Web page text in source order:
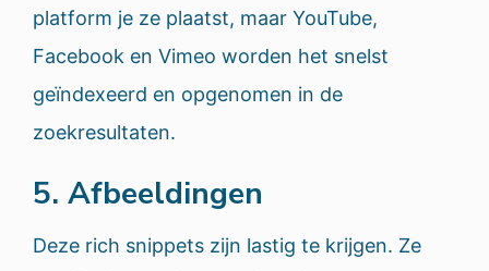
platform je ze plaatst, maar YouTube,
Facebook en Vimeo worden het snelst
geïndexeerd en opgenomen in de
zoekresultaten.
5. Afbeeldingen
Deze rich snippets zijn lastig te krijgen. Ze